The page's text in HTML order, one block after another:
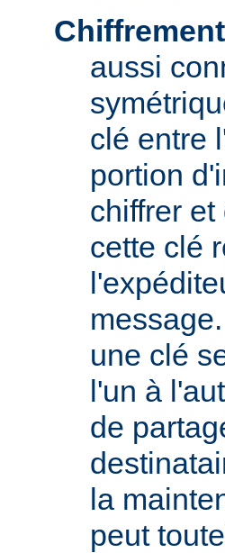
aussi
clé entre
portion
chiffrer et
cette clé
une clé
l'un à
de
la
peut